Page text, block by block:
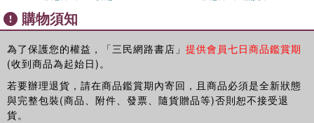
輪轂的五倍寬。在這個透鏡狀星團也就是銀河系中，如果我們能數
得過來，加在一起可能會有大約300億顆恆星。
銀河系並不是宇宙中唯一的一個星系。當我們從100萬光年遠的觀
測點向四周觀測時，還會看到其他不屬於我們星系的星團。事實
上，除了我們熟悉的星座星系、太陽系和地球之外，還有成千上萬
個其他的星系，它們就像漂浮在宇宙中的島嶼，因此被稱為宇宙
島。銀河系中的其他恆星有圍繞它們旋轉的行星嗎？如果有的話，
購物須知
為了保護您的權益，「三民網路書店」 提供會員七日商品鑑賞期
(收到商品為起始日)。
若要辦理退貨，請在商品鑑賞期內寄回，且商品必須是全新狀態
與完整包裝(商品、附件、發票、隨貨贈品等)否則恕不接受退
貨。